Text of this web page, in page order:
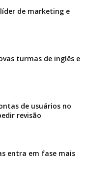
de marketing e
turmas de inglês e
de usuários no
revisão
entra em fase mais